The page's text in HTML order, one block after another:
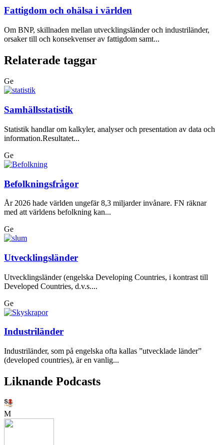
Fattigdom och ohälsa i världen
Om BNP, skillnaden mellan utvecklingsländer och industriländer,
orsaker till och konsekvenser av fattigdom samt...
Relaterade taggar
Ge
Samhällsstatistik
Statistik handlar om kalkyler, analyser och presentation av data och
information.Resultatet...
Ge
Befolkningsfrågor
År 2026 hade världen ungefär 8,3 miljarder invånare. FN räknar
med att världens befolkning kan...
Ge
Utvecklingsländer
Utvecklingsländer (engelska Developing Countries, i kontrast till
Developed Countries, d.v.s....
Ge
Industriländer
Industriländer, som på engelska ofta kallas ”utvecklade länder”
(developed countries), är en vanlig...
Liknande Podcasts
M